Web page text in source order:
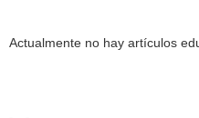
Actualmente no hay artículos